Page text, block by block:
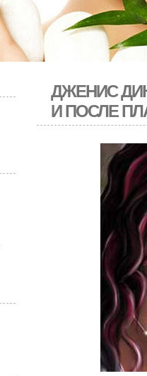
ДЖЕНИС
И ПОСЛЕ